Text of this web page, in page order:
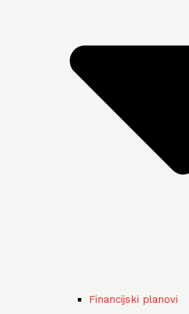
Financijski planovi